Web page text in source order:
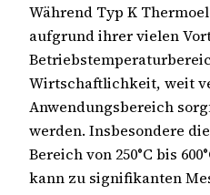
Während Typ K
aufgrund ihrer vielen
Wirtschaftlichkeit, weit
Anwendungsbereich
werden. Insbesondere
Bereich von 250°C bis
kann zu signifikanten